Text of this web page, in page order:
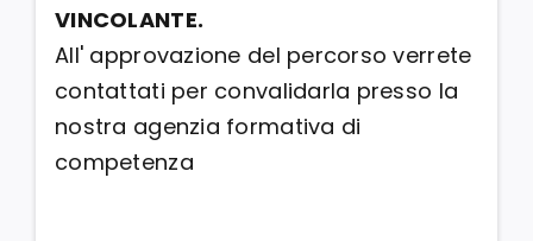
VINCOLANTE.
All' approvazione del percorso verrete
contattati per convalidarla presso la
nostra agenzia formativa di
competenza